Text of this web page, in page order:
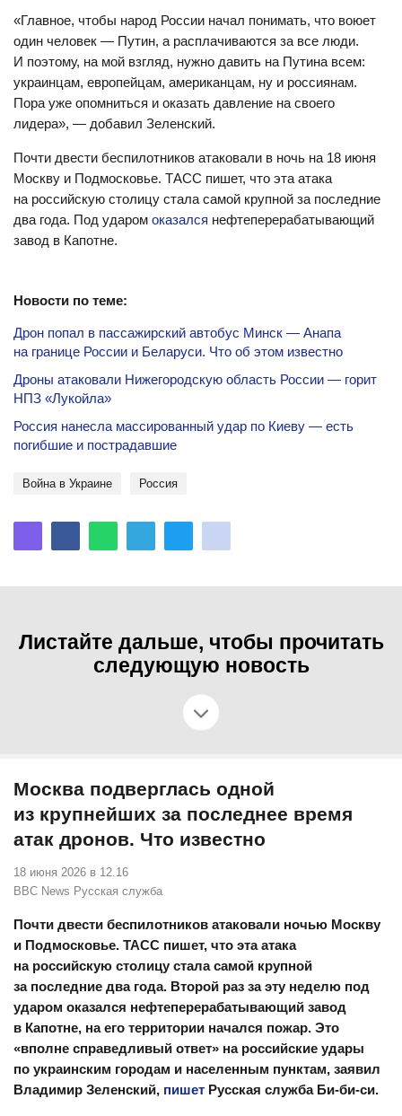
«Главное, чтобы народ России начал понимать, что воюет
один человек — Путин, а расплачиваются за все люди.
И поэтому, на мой взгляд, нужно давить на Путина всем:
украинцам, европейцам, американцам, ну и россиянам.
Пора уже опомниться и оказать давление на своего
лидера», — добавил Зеленский.
Почти двести беспилотников атаковали в ночь на 18 июня
Москву и Подмосковье. ТАСС пишет, что эта атака
на российскую столицу стала самой крупной за последние
два года. Под ударом оказался нефтеперерабатывающий
завод в Капотне.
Новости по теме:
Дрон попал в пассажирский автобус Минск — Анапа
на границе России и Беларуси. Что об этом известно
Дроны атаковали Нижегородскую область России — горит
НПЗ «Лукойла»
Россия нанесла массированный удар по Киеву — есть
погибшие и пострадавшие
Война в Украине Россия
Листайте дальше, чтобы прочитать
следующую новость